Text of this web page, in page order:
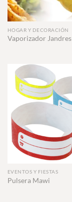
HOGAR Y DECORACIÓN
Vaporizador Jandres
EVENTOS Y FIESTAS
Pulsera Mawi